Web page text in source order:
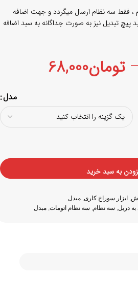
، فقط سه نظام ارسال میگردد و جهت اضافه
پیچ تبدیل نیز به صورت جداگانه به سبد اضافه
– تومان68,000
مدل
به سبد خرید
, ابزار سوراخ کاری, مبدل
به دریل, سه نظام, سه نظام اتومات, مبدل